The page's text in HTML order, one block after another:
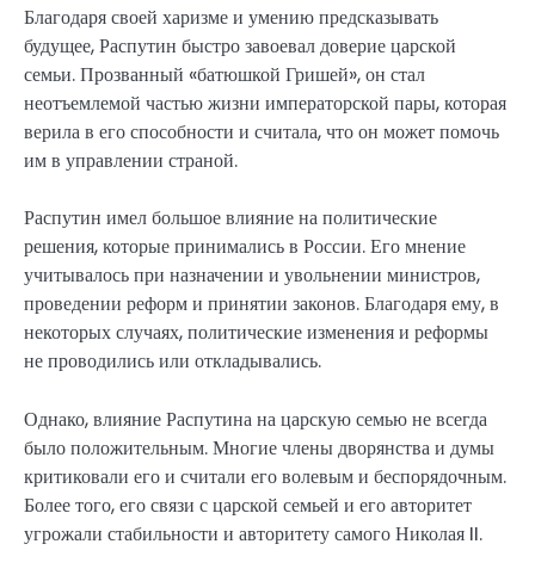
Благодаря своей харизме и умению предсказывать
будущее, Распутин быстро завоевал доверие царской
семьи. Прозванный «батюшкой Гришей», он стал
неотъемлемой частью жизни императорской пары, которая
верила в его способности и считала, что он может помочь
им в управлении страной.
Распутин имел большое влияние на политические
решения, которые принимались в России. Его мнение
учитывалось при назначении и увольнении министров,
проведении реформ и принятии законов. Благодаря ему, в
некоторых случаях, политические изменения и реформы
не проводились или откладывались.
Однако, влияние Распутина на царскую семью не всегда
было положительным. Многие члены дворянства и думы
критиковали его и считали его волевым и беспорядочным.
Более того, его связи с царской семьей и его авторитет
угрожали стабильности и авторитету самого Николая II.